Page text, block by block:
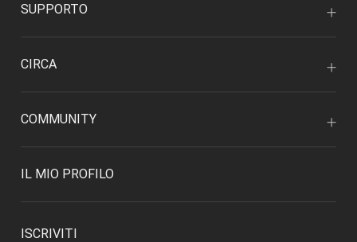
SUPPORTO
CIRCA
COMMUNITY
IL MIO PROFILO
ISCRIVITI